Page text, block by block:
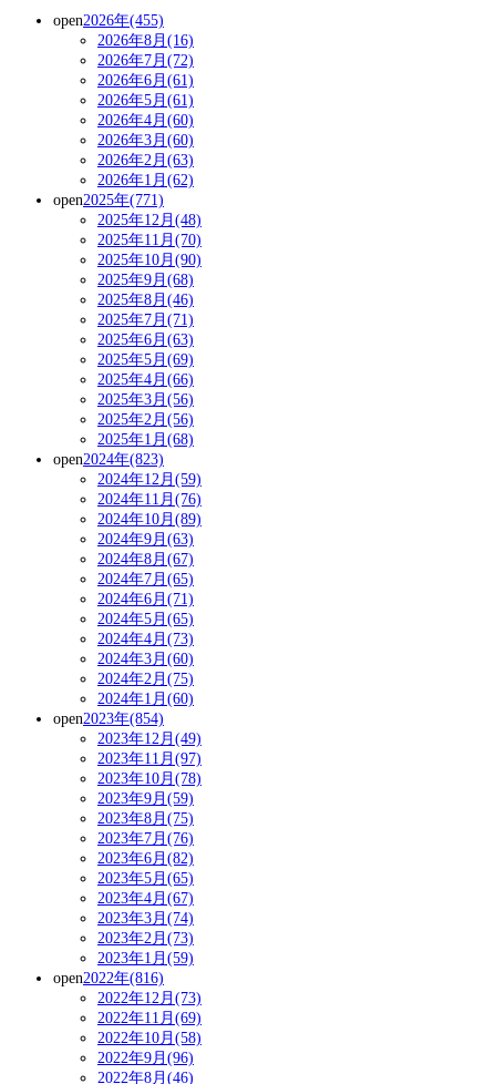
open2026年(455)
2026年8月(16)
2026年7月(72)
2026年6月(61)
2026年5月(61)
2026年4月(60)
2026年3月(60)
2026年2月(63)
2026年1月(62)
open2025年(771)
2025年12月(48)
2025年11月(70)
2025年10月(90)
2025年9月(68)
2025年8月(46)
2025年7月(71)
2025年6月(63)
2025年5月(69)
2025年4月(66)
2025年3月(56)
2025年2月(56)
2025年1月(68)
open2024年(823)
2024年12月(59)
2024年11月(76)
2024年10月(89)
2024年9月(63)
2024年8月(67)
2024年7月(65)
2024年6月(71)
2024年5月(65)
2024年4月(73)
2024年3月(60)
2024年2月(75)
2024年1月(60)
open2023年(854)
2023年12月(49)
2023年11月(97)
2023年10月(78)
2023年9月(59)
2023年8月(75)
2023年7月(76)
2023年6月(82)
2023年5月(65)
2023年4月(67)
2023年3月(74)
2023年2月(73)
2023年1月(59)
open2022年(816)
2022年12月(73)
2022年11月(69)
2022年10月(58)
2022年9月(96)
2022年8月(46)